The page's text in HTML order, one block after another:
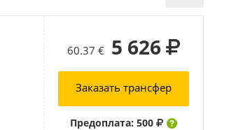
60.37 € 5 626
Заказать трансфер
Предоплата: 500